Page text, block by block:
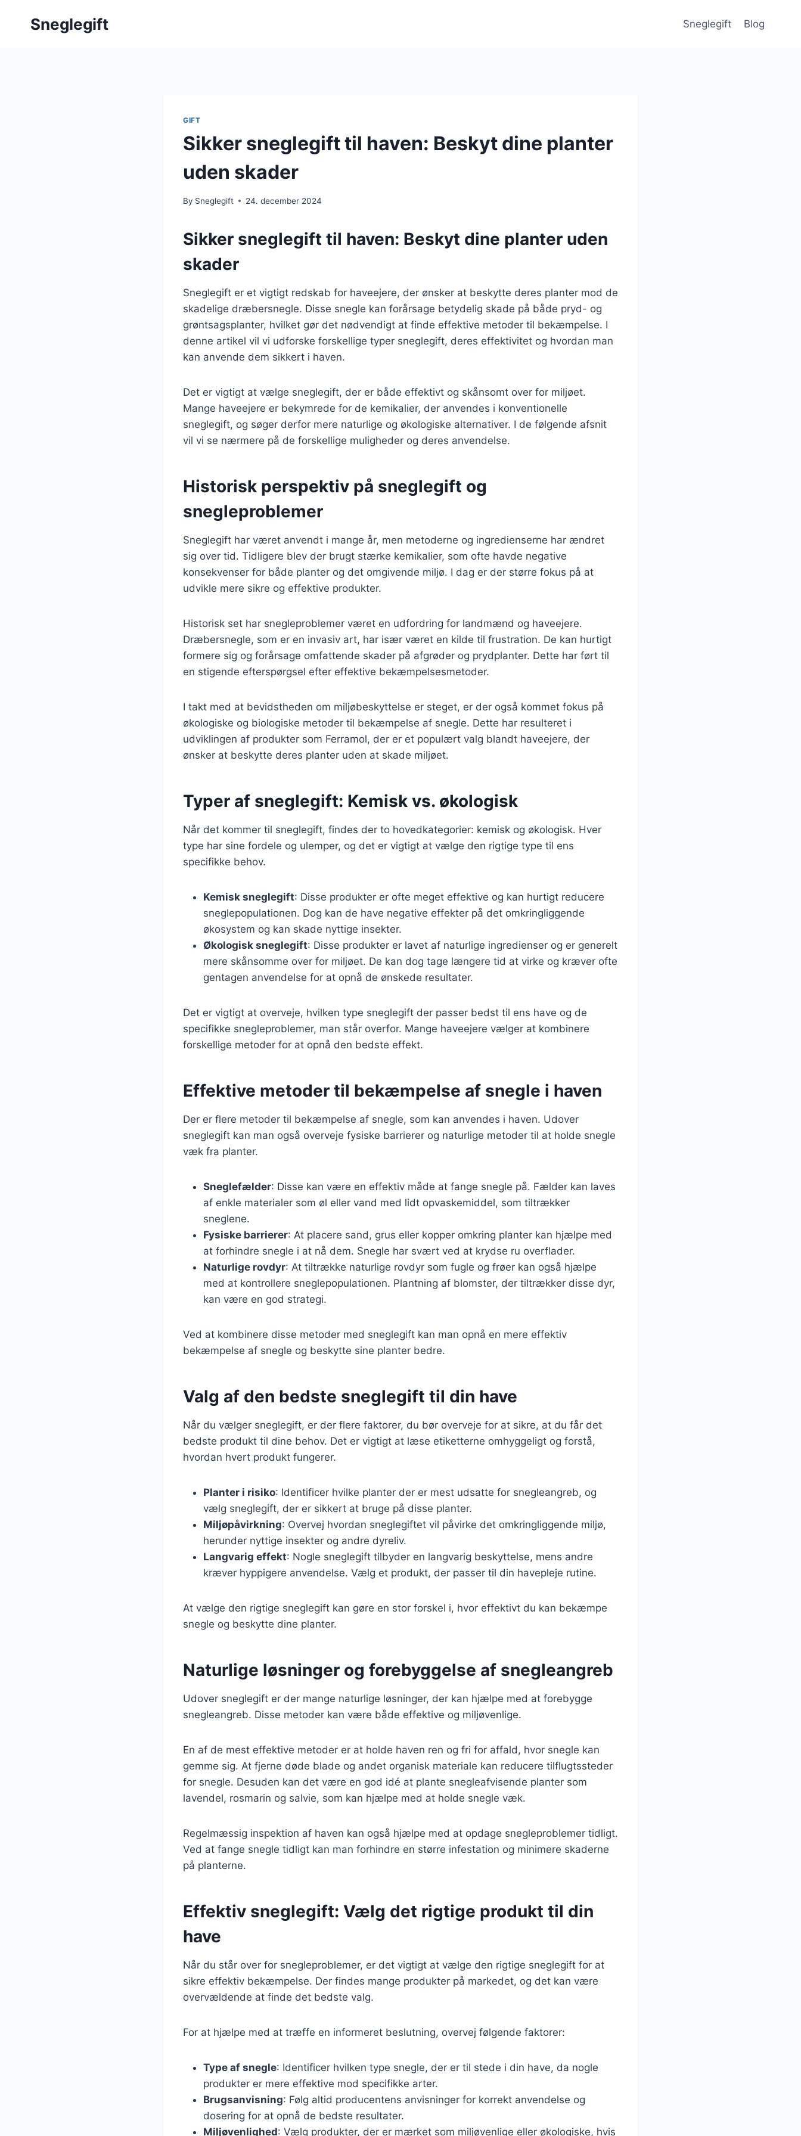
Sneglegift Sneglegift Blog
GIFT
Sikker sneglegift til haven: Beskyt dine planter
uden skader
By Sneglegift 24. december 2024
Sikker sneglegift til haven: Beskyt dine planter uden
skader
Sneglegift er et vigtigt redskab for haveejere, der ønsker at beskytte deres planter mod de
skadelige dræbersnegle. Disse snegle kan forårsage betydelig skade på både pryd- og
grøntsagsplanter, hvilket gør det nødvendigt at finde effektive metoder til bekæmpelse. I
denne artikel vil vi udforske forskellige typer sneglegift, deres effektivitet og hvordan man
kan anvende dem sikkert i haven.
Det er vigtigt at vælge sneglegift, der er både effektivt og skånsomt over for miljøet.
Mange haveejere er bekymrede for de kemikalier, der anvendes i konventionelle
sneglegift, og søger derfor mere naturlige og økologiske alternativer. I de følgende afsnit
vil vi se nærmere på de forskellige muligheder og deres anvendelse.
Historisk perspektiv på sneglegift og
snegleproblemer
Sneglegift har været anvendt i mange år, men metoderne og ingredienserne har ændret
sig over tid. Tidligere blev der brugt stærke kemikalier, som ofte havde negative
konsekvenser for både planter og det omgivende miljø. I dag er der større fokus på at
udvikle mere sikre og effektive produkter.
Historisk set har snegleproblemer været en udfordring for landmænd og haveejere.
Dræbersnegle, som er en invasiv art, har især været en kilde til frustration. De kan hurtigt
formere sig og forårsage omfattende skader på afgrøder og prydplanter. Dette har ført til
en stigende efterspørgsel efter effektive bekæmpelsesmetoder.
I takt med at bevidstheden om miljøbeskyttelse er steget, er der også kommet fokus på
økologiske og biologiske metoder til bekæmpelse af snegle. Dette har resulteret i
udviklingen af produkter som Ferramol, der er et populært valg blandt haveejere, der
ønsker at beskytte deres planter uden at skade miljøet.
Typer af sneglegift: Kemisk vs. økologisk
Når det kommer til sneglegift, findes der to hovedkategorier: kemisk og økologisk. Hver
type har sine fordele og ulemper, og det er vigtigt at vælge den rigtige type til ens
specifikke behov.
Kemisk sneglegift: Disse produkter er ofte meget effektive og kan hurtigt reducere
sneglepopulationen. Dog kan de have negative effekter på det omkringliggende
økosystem og kan skade nyttige insekter.
Økologisk sneglegift: Disse produkter er lavet af naturlige ingredienser og er generelt
mere skånsomme over for miljøet. De kan dog tage længere tid at virke og kræver ofte
gentagen anvendelse for at opnå de ønskede resultater.
Det er vigtigt at overveje, hvilken type sneglegift der passer bedst til ens have og de
specifikke snegleproblemer, man står overfor. Mange haveejere vælger at kombinere
forskellige metoder for at opnå den bedste effekt.
Effektive metoder til bekæmpelse af snegle i haven
Der er flere metoder til bekæmpelse af snegle, som kan anvendes i haven. Udover
sneglegift kan man også overveje fysiske barrierer og naturlige metoder til at holde snegle
væk fra planter.
Sneglefælder: Disse kan være en effektiv måde at fange snegle på. Fælder kan laves
af enkle materialer som øl eller vand med lidt opvaskemiddel, som tiltrækker
sneglene.
Fysiske barrierer: At placere sand, grus eller kopper omkring planter kan hjælpe med
at forhindre snegle i at nå dem. Snegle har svært ved at krydse ru overflader.
Naturlige rovdyr: At tiltrække naturlige rovdyr som fugle og frøer kan også hjælpe
med at kontrollere sneglepopulationen. Plantning af blomster, der tiltrækker disse dyr,
kan være en god strategi.
Ved at kombinere disse metoder med sneglegift kan man opnå en mere effektiv
bekæmpelse af snegle og beskytte sine planter bedre.
Valg af den bedste sneglegift til din have
Når du vælger sneglegift, er der flere faktorer, du bør overveje for at sikre, at du får det
bedste produkt til dine behov. Det er vigtigt at læse etiketterne omhyggeligt og forstå,
hvordan hvert produkt fungerer.
Planter i risiko: Identificer hvilke planter der er mest udsatte for snegleangreb, og
vælg sneglegift, der er sikkert at bruge på disse planter.
Miljøpåvirkning: Overvej hvordan sneglegiftet vil påvirke det omkringliggende miljø,
herunder nyttige insekter og andre dyreliv.
Langvarig effekt: Nogle sneglegift tilbyder en langvarig beskyttelse, mens andre
kræver hyppigere anvendelse. Vælg et produkt, der passer til din havepleje rutine.
At vælge den rigtige sneglegift kan gøre en stor forskel i, hvor effektivt du kan bekæmpe
snegle og beskytte dine planter.
Naturlige løsninger og forebyggelse af snegleangreb
Udover sneglegift er der mange naturlige løsninger, der kan hjælpe med at forebygge
snegleangreb. Disse metoder kan være både effektive og miljøvenlige.
En af de mest effektive metoder er at holde haven ren og fri for affald, hvor snegle kan
gemme sig. At fjerne døde blade og andet organisk materiale kan reducere tilflugtssteder
for snegle. Desuden kan det være en god idé at plante snegleafvisende planter som
lavendel, rosmarin og salvie, som kan hjælpe med at holde snegle væk.
Regelmæssig inspektion af haven kan også hjælpe med at opdage snegleproblemer tidligt.
Ved at fange snegle tidligt kan man forhindre en større infestation og minimere skaderne
på planterne.
Effektiv sneglegift: Vælg det rigtige produkt til din
have
Når du står over for snegleproblemer, er det vigtigt at vælge den rigtige sneglegift for at
sikre effektiv bekæmpelse. Der findes mange produkter på markedet, og det kan være
overvældende at finde det bedste valg.
For at hjælpe med at træffe en informeret beslutning, overvej følgende faktorer:
Type af snegle: Identificer hvilken type snegle, der er til stede i din have, da nogle
produkter er mere effektive mod specifikke arter.
Brugsanvisning: Følg altid producentens anvisninger for korrekt anvendelse og
dosering for at opnå de bedste resultater.
Miljøvenlighed: Vælg produkter, der er mærket som miljøvenlige eller økologiske, hvis